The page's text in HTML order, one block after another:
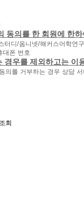
동의를 한 회원에 한
디/옴니넷/해커스어학연
대폰 번호
경우를 제외하고는
의를 거부하는 경우 상담
조회